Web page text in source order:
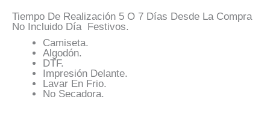
Tiempo De Realización 5 O 7 Días Desde La Compra
No Incluido Día Festivos.
Camiseta.
Algodón.
DTF.
Impresión Delante.
Lavar En Frio.
No Secadora.